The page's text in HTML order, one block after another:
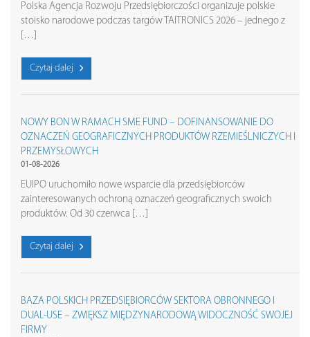
Polska Agencja Rozwoju Przedsiębiorczości organizuje polskie
stoisko narodowe podczas targów TAITRONICS 2026 – jednego z
[…]
Czytaj dalej
NOWY BON W RAMACH SME FUND – DOFINANSOWANIE DO
OZNACZEŃ GEOGRAFICZNYCH PRODUKTÓW RZEMIEŚLNICZYCH I
PRZEMYSŁOWYCH
01-08-2026
EUIPO uruchomiło nowe wsparcie dla przedsiębiorców
zainteresowanych ochroną oznaczeń geograficznych swoich
produktów. Od 30 czerwca […]
Czytaj dalej
BAZA POLSKICH PRZEDSIĘBIORCÓW SEKTORA OBRONNEGO I
DUAL-USE – ZWIĘKSZ MIĘDZYNARODOWĄ WIDOCZNOŚĆ SWOJEJ
FIRMY